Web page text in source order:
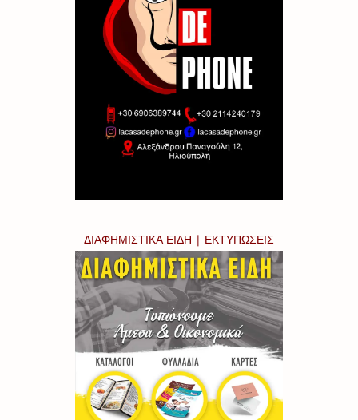
ΔΙΑΦΗΜΙΣΤΙΚΑ ΕΙΔΗ | ΕΚΤΥΠΩΣΕΙΣ